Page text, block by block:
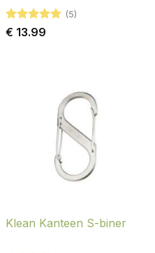
Gewaardeerd
(5)
€ 13.99
Klean Kanteen S-biner